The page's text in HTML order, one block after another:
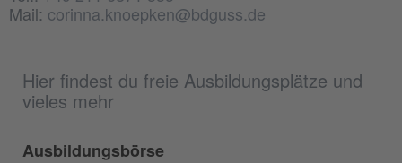
Hier findest du freie Ausbildungsplätze und
vieles mehr
Ausbildungsbörse
Mail: corinna.knoepken@bdguss.de